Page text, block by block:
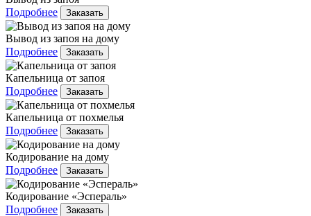
Подробнее
Заказать
Вывод из запоя на дому
Подробнее
Заказать
Капельница от запоя
Подробнее
Заказать
Капельница от похмелья
Подробнее
Заказать
Кодирование на дому
Подробнее
Заказать
Кодирование «Эспераль»
Подробнее
Заказать